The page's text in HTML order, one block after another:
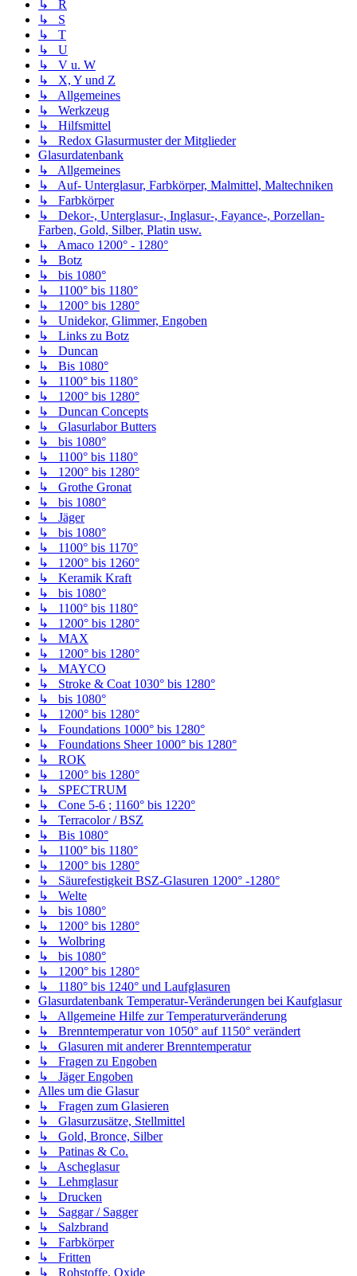
↳ R
↳ S
↳ T
↳ U
↳ V u. W
↳ X, Y und Z
↳ Allgemeines
↳ Werkzeug
↳ Hilfsmittel
↳ Redox Glasurmuster der Mitglieder
Glasurdatenbank
↳ Allgemeines
↳ Auf- Unterglasur, Farbkörper, Malmittel, Maltechniken
↳ Farbkörper
↳ Dekor-, Unterglasur-, Inglasur-, Fayance-, Porzellan-
Farben, Gold, Silber, Platin usw.
↳ Amaco 1200° - 1280°
↳ Botz
↳ bis 1080°
↳ 1100° bis 1180°
↳ 1200° bis 1280°
↳ Unidekor, Glimmer, Engoben
↳ Links zu Botz
↳ Duncan
↳ Bis 1080°
↳ 1100° bis 1180°
↳ 1200° bis 1280°
↳ Duncan Concepts
↳ Glasurlabor Butters
↳ bis 1080°
↳ 1100° bis 1180°
↳ 1200° bis 1280°
↳ Grothe Gronat
↳ bis 1080°
↳ Jäger
↳ bis 1080°
↳ 1100° bis 1170°
↳ 1200° bis 1260°
↳ Keramik Kraft
↳ bis 1080°
↳ 1100° bis 1180°
↳ 1200° bis 1280°
↳ MAX
↳ 1200° bis 1280°
↳ MAYCO
↳ Stroke & Coat 1030° bis 1280°
↳ bis 1080°
↳ 1200° bis 1280°
↳ Foundations 1000° bis 1280°
↳ Foundations Sheer 1000° bis 1280°
↳ ROK
↳ 1200° bis 1280°
↳ SPECTRUM
↳ Cone 5-6 ; 1160° bis 1220°
↳ Terracolor / BSZ
↳ Bis 1080°
↳ 1100° bis 1180°
↳ 1200° bis 1280°
↳ Säurefestigkeit BSZ-Glasuren 1200° -1280°
↳ Welte
↳ bis 1080°
↳ 1200° bis 1280°
↳ Wolbring
↳ bis 1080°
↳ 1200° bis 1280°
↳ 1180° bis 1240° und Laufglasuren
Glasurdatenbank Temperatur-Veränderungen bei Kaufglasur
↳ Allgemeine Hilfe zur Temperaturveränderung
↳ Brenntemperatur von 1050° auf 1150° verändert
↳ Glasuren mit anderer Brenntemperatur
↳ Fragen zu Engoben
↳ Jäger Engoben
Alles um die Glasur
↳ Fragen zum Glasieren
↳ Glasurzusätze, Stellmittel
↳ Gold, Bronce, Silber
↳ Patinas & Co.
↳ Ascheglasur
↳ Lehmglasur
↳ Drucken
↳ Saggar / Sagger
↳ Salzbrand
↳ Farbkörper
↳ Fritten
↳ Rohstoffe, Oxide